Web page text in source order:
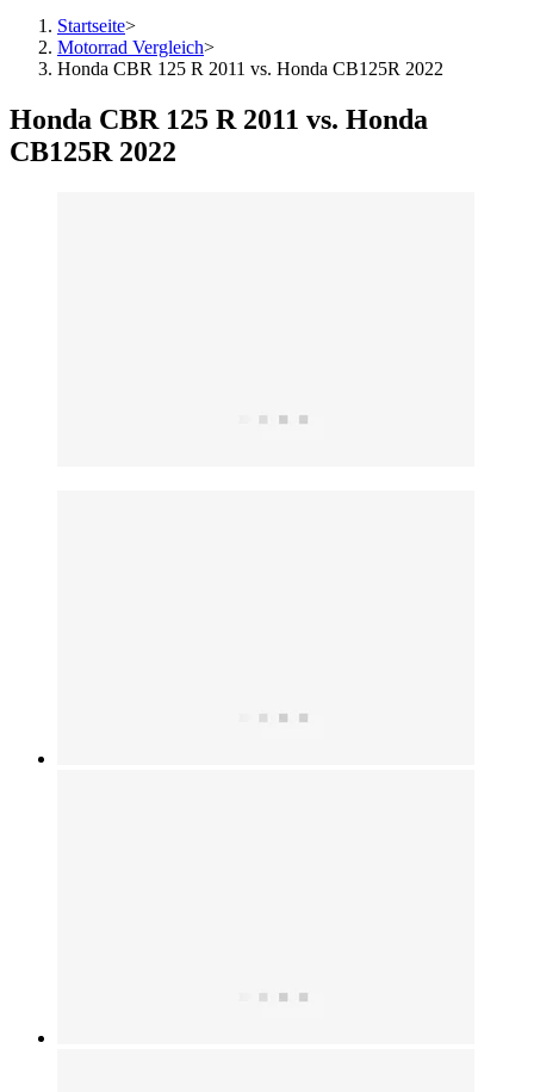
Startseite>
Motorrad Vergleich>
Honda CBR 125 R 2011 vs. Honda CB125R 2022
Honda CBR 125 R 2011 vs. Honda
CB125R 2022